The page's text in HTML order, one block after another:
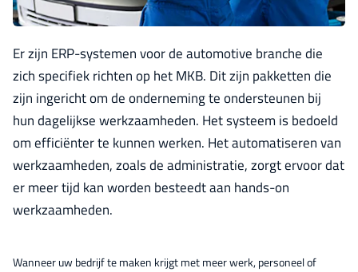
Er zijn ERP-systemen voor de automotive branche die
zich specifiek richten op het MKB. Dit zijn pakketten die
zijn ingericht om de onderneming te ondersteunen bij
hun dagelijkse werkzaamheden. Het systeem is bedoeld
om efficiënter te kunnen werken. Het automatiseren van
werkzaamheden, zoals de administratie, zorgt ervoor dat
er meer tijd kan worden besteedt aan hands-on
werkzaamheden.
Wanneer uw bedrijf te maken krijgt met meer werk, personeel of